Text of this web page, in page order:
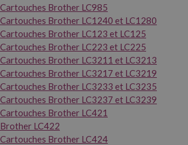
Cartouches Brother LC985
Cartouches Brother LC1240 et LC1280
Cartouches Brother LC123 et LC125
Cartouches Brother LC223 et LC225
Cartouches Brother LC3211 et LC3213
Cartouches Brother LC3217 et LC3219
Cartouches Brother LC3233 et LC3235
Cartouches Brother LC3237 et LC3239
Cartouches Brother LC421
Brother LC422
Cartouches Brother LC424